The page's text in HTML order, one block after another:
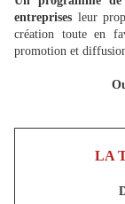
entreprises leur
création toute en
promotion et
LA